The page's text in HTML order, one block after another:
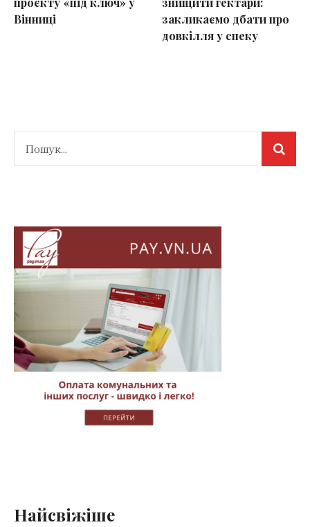
Вінниці
закликаємо дбати про
довкілля у спеку
Найсвіжіше